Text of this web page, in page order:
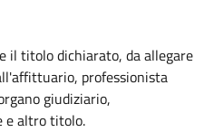
il titolo dichiarato, da allegare
professionista
giudiziario,
e altro titolo.